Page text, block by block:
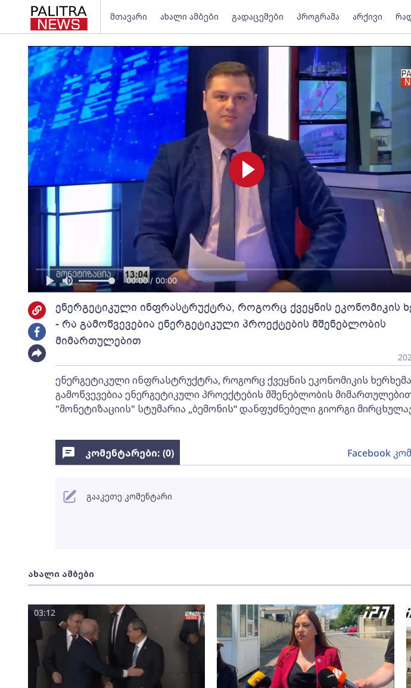
მთავარი ახალი ამბები გადაცემები პროგრამა არქივი
00:00 / 00:00
ენერგეტიკული ინფრასტრუქტრა, როგორც ქვეყნის ეკონომიკის
- რა გამოწვევებია ენერგეტიკული პროექტების მშენებლობის
მიმართულებით
ენერგეტიკული ინფრასტრუქტრა, როგორც ქვეყნის ეკონომიკის
გამოწვევებია ენერგეტიკული პროექტების მშენებლობის
"მონეტიზაციის" სტუმარია „ბემონის“ დანფუძნებელი გიორგი
ახალი ამბები
03:12
კომენტარები: (0) Facebook
გააკეთე კომენტარი